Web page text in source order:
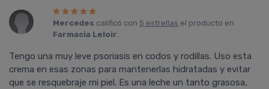
Mercedes calificó con 5 estrellas el producto en
Farmacia Leloir.
Tengo una muy leve psoriasis en codos y rodillas. Uso esta
crema en esas zonas para mantenerlas hidratadas y evitar
que se resquebraje mi piel. Es una leche un tanto grasosa,